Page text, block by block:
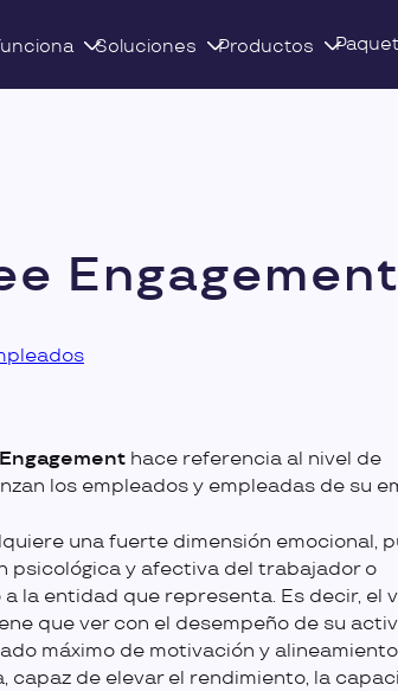
Soluciones Productos
hace referencia al nivel de
los empleados y empleadas de su
una fuerte dimensión emocional,
psicológica y afectiva del trabajador o
la entidad que representa. Es decir, el
que ver con el desempeño de su
máximo de motivación y
capaz de elevar el rendimiento, la